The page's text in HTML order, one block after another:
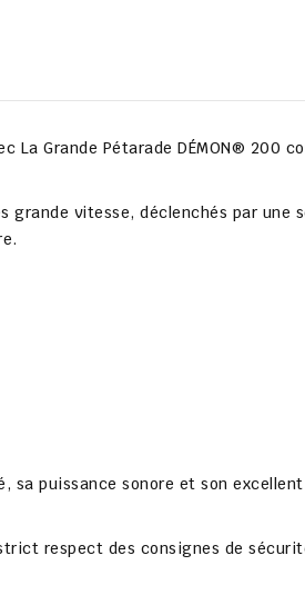
La Grande Pétarade DÉMON® 200
grande vitesse, déclenchés par une
sa puissance sonore et son
respect des consignes de